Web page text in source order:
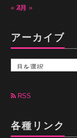
« 2月4月 »
アーカイブ
カ
ブ RSS
各種リンク